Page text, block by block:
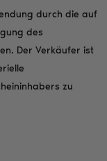
durch die auf
des
Der Verkäufer ist
zu